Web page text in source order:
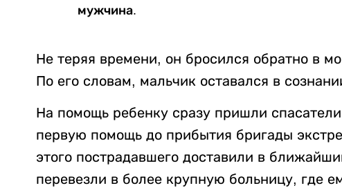
мужчина.
Не теряя времени, он бросился обратно в
По его словам, мальчик оставался в
На помощь ребенку сразу пришли
первую помощь до прибытия бригады
этого пострадавшего доставили в
перевезли в более крупную больницу, где